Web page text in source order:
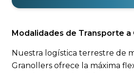
Modalidades de Transporte a
Nuestra logística terrestre de
Granollers ofrece la máxima